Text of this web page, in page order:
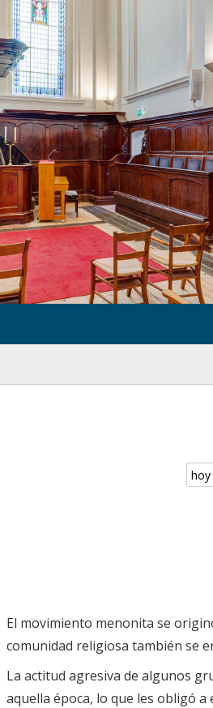
El movimiento menonita se
comunidad religiosa también se
La actitud agresiva de algunos
aquella época, lo que les obligó